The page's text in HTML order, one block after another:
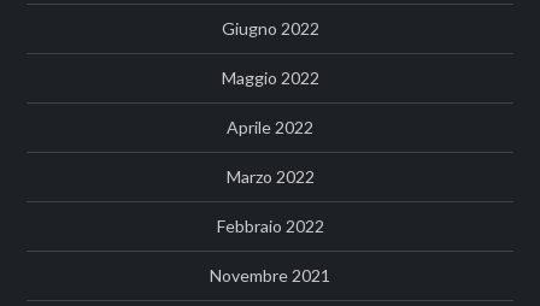
Giugno 2022
Maggio 2022
Aprile 2022
Marzo 2022
Febbraio 2022
Novembre 2021